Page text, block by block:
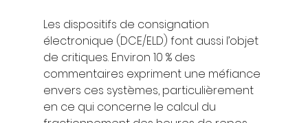
Les dispositifs de consignation
électronique (DCE/ELD) font aussi l’objet
de critiques. Environ 10 % des
commentaires expriment une méfiance
envers ces systèmes, particulièrement
en ce qui concerne le calcul du